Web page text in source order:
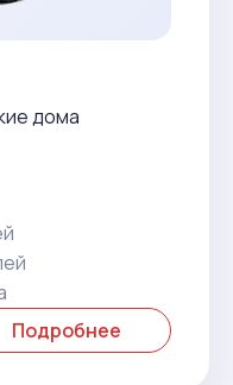
дома
Подробнее